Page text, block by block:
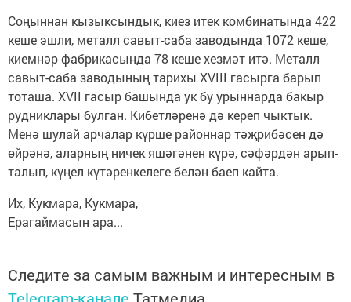
Соңыннан кызыксындык, киез итек комбинатында 422
кеше эшли, металл савыт-саба заводында 1072 кеше,
киемнәр фабрикасында 78 кеше хезмәт итә. Металл
савыт-саба заводының тарихы XVIII гасырга барып
тоташа. XVII гасыр башында ук бу урыннарда бакыр
рудниклары булган. Кибетләренә дә кереп чыктык.
Менә шулай арчалар күрше районнар тәҗрибәсен дә
өйрәнә, аларның ничек яшәгәнен күрә, сәфәрдән арып-
талып, күңел күтәренкелеге белән баеп кайта.
Их, Кукмара, Кукмара,
Ерагаймасын ара...
Следите за самым важным и интересным в